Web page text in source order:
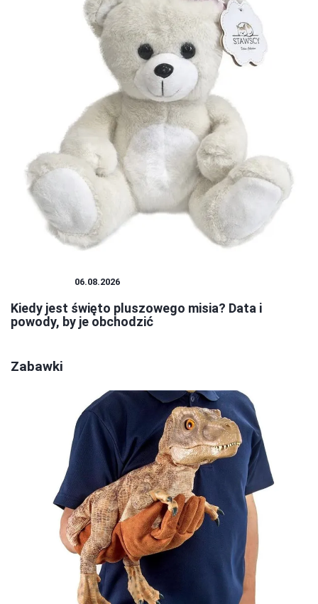
06.08.2026
Kiedy jest święto pluszowego misia? Data i
powody, by je obchodzić
Zabawki